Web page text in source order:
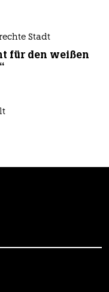
Stadt
für den weißen